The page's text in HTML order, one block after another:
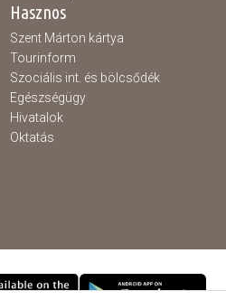
Hasznos
Szent Márton kártya
Tourinform
Szociális int. és bölcsődék
Egészségügy
Hivatalok
Oktatás